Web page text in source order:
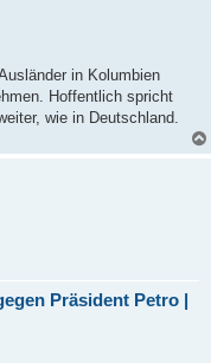
in Kolumbien
Hoffentlich spricht
wie in Deutschland.
Präsident Petro |